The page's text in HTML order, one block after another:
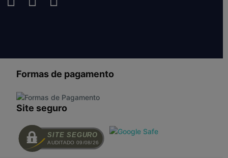
Formas de pagamento
Site seguro
SITE SEGURO
AUDITADO 09/08/26